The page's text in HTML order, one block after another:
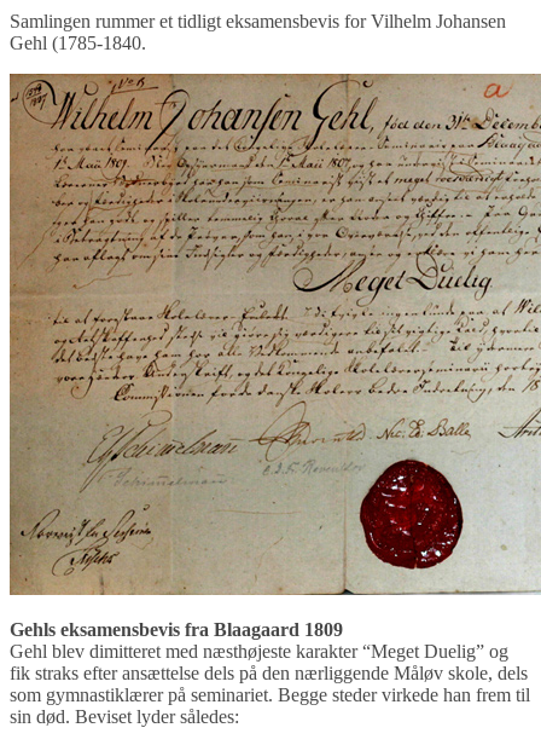
Samlingen rummer et tidligt eksamensbevis for Vilhelm Johansen
Gehl (1785-1840.
Gehls eksamensbevis fra Blaagaard 1809
Gehl blev dimitteret med næsthøjeste karakter “Meget Duelig” og
fik straks efter ansættelse dels på den nærliggende Måløv skole, dels
som gymnastiklærer på seminariet. Begge steder virkede han frem til
sin død. Beviset lyder således: